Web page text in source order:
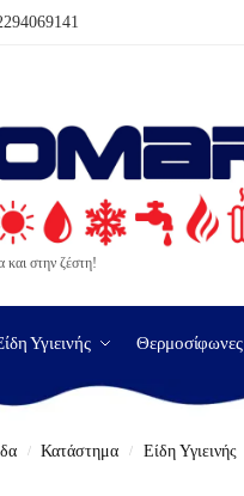
και στην ζέστη!
Υγιεινής Θερμοσίφωνες
/ Κατάστημα / Είδη Υγιεινής